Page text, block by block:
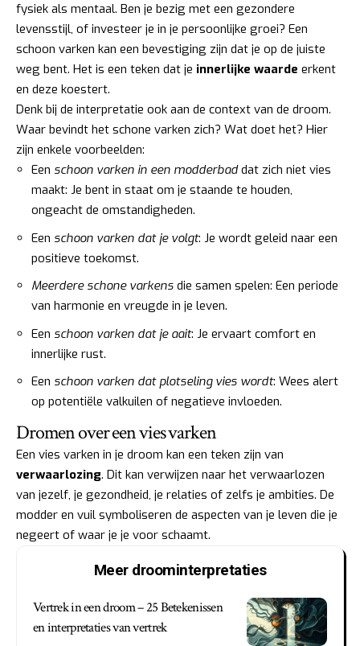
fysiek als mentaal. Ben je bezig met een gezondere
levensstijl, of investeer je in je persoonlijke groei? Een
schoon varken kan een bevestiging zijn dat je op de juiste
weg bent. Het is een teken dat je innerlijke waarde erkent
en deze koestert.
Denk bij de interpretatie ook aan de context van de droom.
Waar bevindt het schone varken zich? Wat doet het? Hier
zijn enkele voorbeelden:
Een schoon varken in een modderbaddat zich niet vies
maakt: Je bent in staat om je staande te houden,
ongeacht de omstandigheden.
Een schoon varken dat je volgt: Je wordt geleid naar een
positieve toekomst.
Meerdere schone varkens die samen spelen: Een periode
van harmonie en vreugde in je leven.
Een schoon varken dat je aait: Je ervaart comfort en
innerlijke rust.
Een schoon varken dat plotseling vies wordt: Wees alert
op potentiële valkuilen of negatieve invloeden.
Dromen over een vies varken
Een vies varken in je droom kan een teken zijn van
verwaarlozing. Dit kan verwijzen naar het verwaarlozen
van jezelf, je gezondheid, je relaties of zelfs je ambities. De
modder en vuil symboliseren de aspecten van je leven die je
negeert of waar je je voor schaamt.
Meer droominterpretaties
Vertrek in een droom – 25 Betekenissen
en interpretaties van vertrek